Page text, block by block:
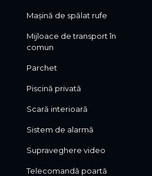
Mașină de spălat rufe
Mijloace de transport în
comun
Parchet
Piscină privată
Scară interioară
Sistem de alarmă
Supraveghere video
Telecomandă poartă